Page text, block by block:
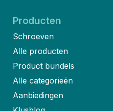
Producten
Schroeven
Alle producten
Product bundels
Alle categorieën
Aanbiedingen